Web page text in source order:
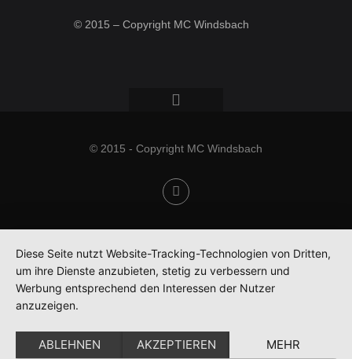
© 2015 – Copyright MC Windsbach
© 2015 - Copyright MC Windsbach
Diese Seite nutzt Website-Tracking-Technologien von Dritten,
um ihre Dienste anzubieten, stetig zu verbessern und
Werbung entsprechend den Interessen der Nutzer
anzuzeigen.
ABLEHNEN AKZEPTIEREN MEHR